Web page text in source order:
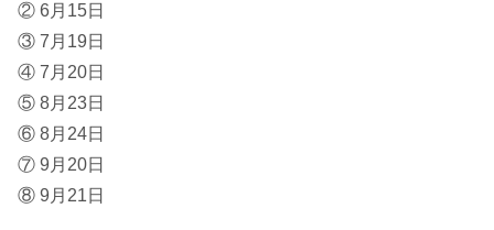
② 6月15日
③ 7月19日
④ 7月20日
⑤ 8月23日
⑥ 8月24日
⑦ 9月20日
⑧ 9月21日